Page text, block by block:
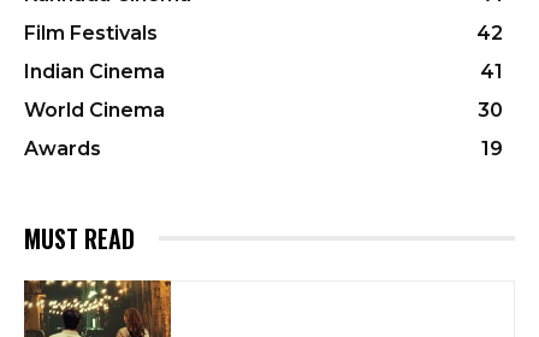
Film Festivals
42
Indian Cinema
41
World Cinema
30
Awards
19
MUST READ